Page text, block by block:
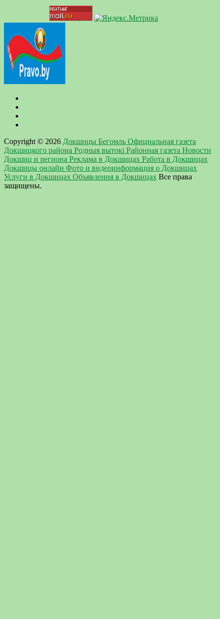
Copyright © 2026 Докшицы Бегомль Официальная газета
Докшицкого района Родныя вытокi Районная газета Новости
Докшиц и региона Реклама в Докшицах Работа в Докшицах
Докшицы онлайн Фото и видеоинформация о Докшицах
Услуги в Докшицах Объявления в Докшицах Все права
защищены.